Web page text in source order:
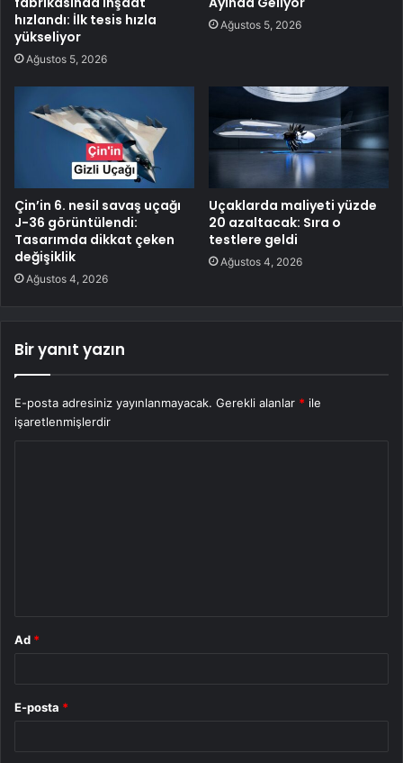
hızlandı: İlk tesis hızla
yükseliyor
Ağustos 5, 2026
Ağustos 5, 2026
Çin’in 6. nesil savaş uçağı
J-36 görüntülendi:
Tasarımda dikkat çeken
değişiklik
Ağustos 4, 2026
Uçaklarda maliyeti yüzde
20 azaltacak: Sıra o
testlere geldi
Ağustos 4, 2026
Bir yanıt yazın
E-posta adresiniz yayınlanmayacak. Gerekli alanlar * ile
işaretlenmişlerdir
Ad *
E-posta *